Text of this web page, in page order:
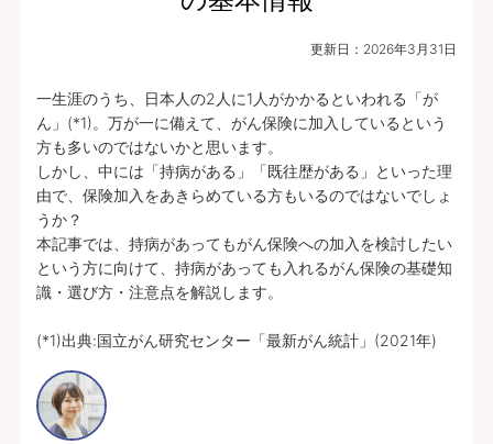
更新日： 2026年3月31日
一生涯のうち、日本人の2人に1人がかかるといわれる「が
ん」(*1)。万が一に備えて、がん保険に加入しているという
方も多いのではないかと思います。
しかし、中には「持病がある」「既往歴がある」といった理
由で、保険加入をあきらめている方もいるのではないでしょ
うか？
本記事では、持病があってもがん保険への加入を検討したい
という方に向けて、持病があっても入れるがん保険の基礎知
識・選び方・注意点を解説します。
(*1)出典:国立がん研究センター「最新がん統計」(2021年)